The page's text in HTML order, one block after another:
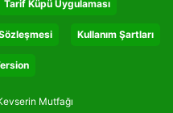
Tarif Küpü Uygulaması
Kullanım Şartları
Mutfağı